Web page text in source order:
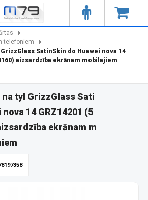
telefoniem
SatinSkin do Huawei nova 14
aizsardzība ekrānam mobilajiem
tyl GrizzGlass Sati
14 GRZ14201 (5
ekrānam m